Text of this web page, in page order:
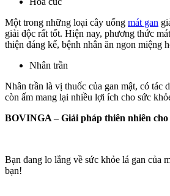
Một trong những loại cây uống mát gan
giải độc rất tốt. Hiện nay, phương thức
thiện đáng kể, bệnh nhân ăn ngon miệng
Nhân trần
Nhân trần là vị thuốc của gan mật, có tác
còn ấm mang lại nhiều lợi ích cho sức
BOVINGA – Giải pháp thiên nhiên cho
Bạn đang lo lắng về sức khỏe lá gan của
bạn!